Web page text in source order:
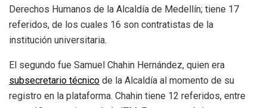
Derechos Humanos de la Alcaldía de Medellín; tiene 17
referidos, de los cuales 16 son contratistas de la
institución universitaria.
El segundo fue Samuel Chahin Hernández, quien era
subsecretario técnico de la Alcaldía al momento de su
registro en la plataforma. Chahin tiene 12 referidos, entre